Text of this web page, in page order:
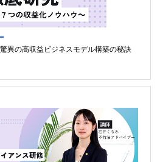
異の高収益ビジネスモデル構築の秘訣